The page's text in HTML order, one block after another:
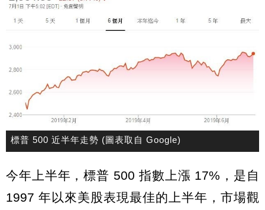
標普 500 近半年走勢 (圖表取自 Google)
今年上半年，標普 500 指數上漲 17%，是自
1997 年以來美股表現最佳的上半年，市場觀